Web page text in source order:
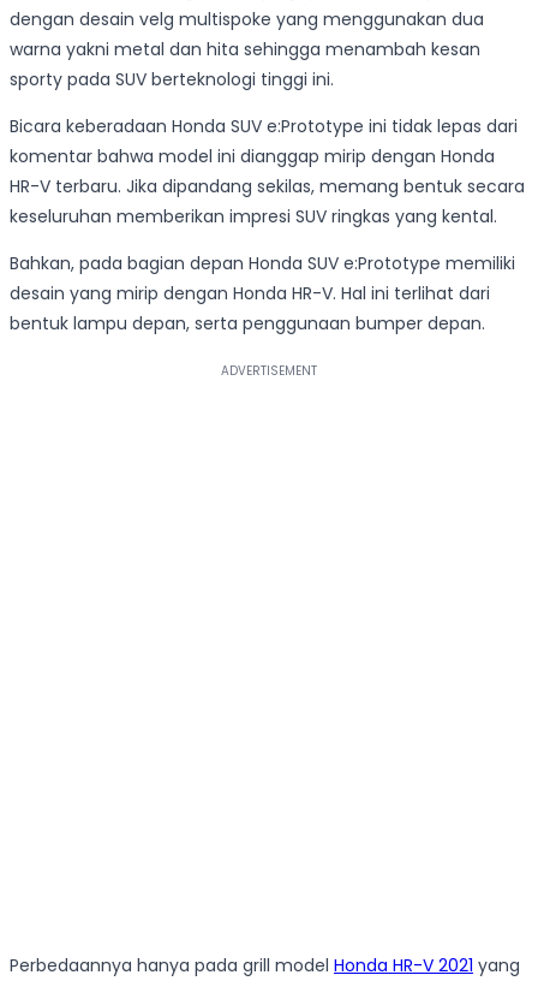
dengan desain velg multispoke yang menggunakan dua
warna yakni metal dan hita sehingga menambah kesan
sporty pada SUV berteknologi tinggi ini.
Bicara keberadaan Honda SUV e:Prototype ini tidak lepas dari
komentar bahwa model ini dianggap mirip dengan Honda
HR-V terbaru. Jika dipandang sekilas, memang bentuk secara
keseluruhan memberikan impresi SUV ringkas yang kental.
Bahkan, pada bagian depan Honda SUV e:Prototype memiliki
desain yang mirip dengan Honda HR-V. Hal ini terlihat dari
bentuk lampu depan, serta penggunaan bumper depan.
Perbedaannya hanya pada grill model Honda HR-V 2021 yang